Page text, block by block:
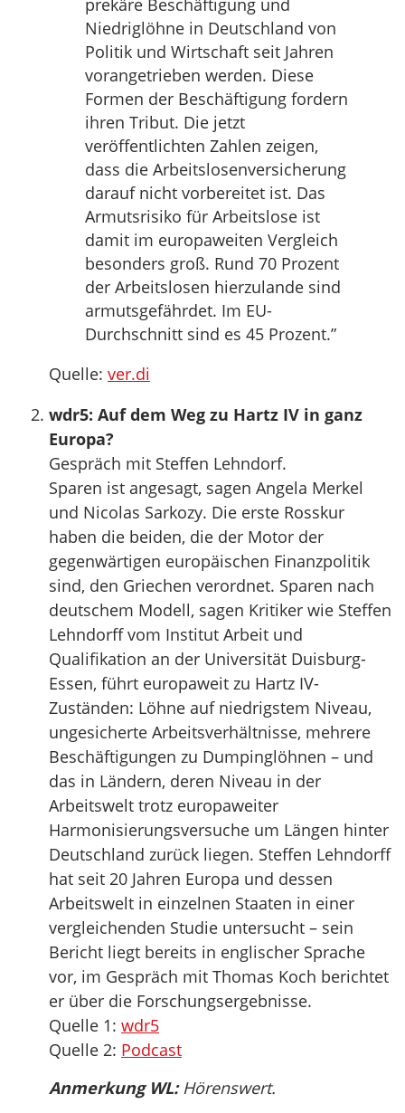
prekäre Beschäftigung und
Niedriglöhne in Deutschland von
Politik und Wirtschaft seit Jahren
vorangetrieben werden. Diese
Formen der Beschäftigung fordern
ihren Tribut. Die jetzt
veröffentlichten Zahlen zeigen,
dass die Arbeitslosenversicherung
darauf nicht vorbereitet ist. Das
Armutsrisiko für Arbeitslose ist
damit im europaweiten Vergleich
besonders groß. Rund 70 Prozent
der Arbeitslosen hierzulande sind
armutsgefährdet. Im EU-
Durchschnitt sind es 45 Prozent.”
Quelle: ver.di
wdr5: Auf dem Weg zu Hartz IV in ganz
Europa?
Gespräch mit Steffen Lehndorf.
Sparen ist angesagt, sagen Angela Merkel
und Nicolas Sarkozy. Die erste Rosskur
haben die beiden, die der Motor der
gegenwärtigen europäischen Finanzpolitik
sind, den Griechen verordnet. Sparen nach
deutschem Modell, sagen Kritiker wie Steffen
Lehndorff vom Institut Arbeit und
Qualifikation an der Universität Duisburg-
Essen, führt europaweit zu Hartz IV-
Zuständen: Löhne auf niedrigstem Niveau,
ungesicherte Arbeitsverhältnisse, mehrere
Beschäftigungen zu Dumpinglöhnen – und
das in Ländern, deren Niveau in der
Arbeitswelt trotz europaweiter
Harmonisierungsversuche um Längen hinter
Deutschland zurück liegen. Steffen Lehndorff
hat seit 20 Jahren Europa und dessen
Arbeitswelt in einzelnen Staaten in einer
vergleichenden Studie untersucht – sein
Bericht liegt bereits in englischer Sprache
vor, im Gespräch mit Thomas Koch berichtet
er über die Forschungsergebnisse.
Quelle 1: wdr5
Quelle 2: Podcast
Anmerkung WL:Hörenswert.